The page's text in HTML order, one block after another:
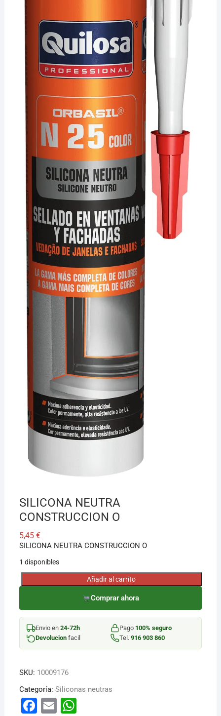
SILICONA NEUTRA
CONSTRUCCION O
5,45 €
SILICONA NEUTRA CONSTRUCCION O
1 disponibles
SILICONA
CONSTRUCCION
O
cantidad
Añadir al carrito
Comprar ahora
Envio en 24-72h Pago 100% seguro
Devolucionfacil Tel. 916 903 860
SKU: 10009176
Categoría: Siliconas neutras
F E W
¡Hola! Soy el asesor virtual de Ferretería El Arroyo.
Cuéntame qué necesitas y te ayudo a encontrarlo,
aunque no sepas el nombre exacto